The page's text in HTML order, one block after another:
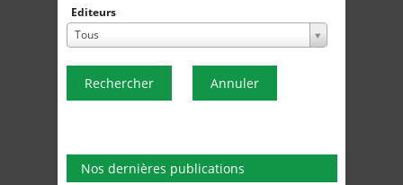
Editeurs
Tous
Rechercher Annuler
Nos dernières publications